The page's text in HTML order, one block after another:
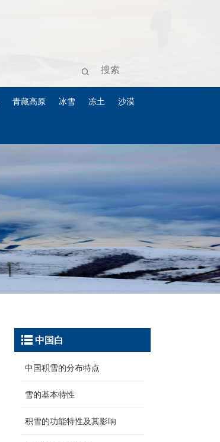
青藏高原 冰雪 冻土 沙漠
中国白
中国积雪的分布特点
雪的基本特性
积雪的功能特性及其影响